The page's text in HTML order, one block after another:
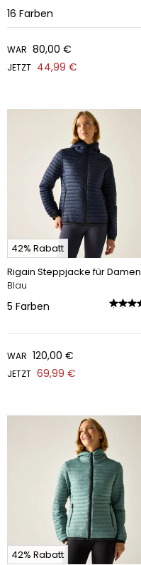
16 Farben
WAR 80,00 €
JETZT 44,99 €
42% Rabatt
Rigain Steppjacke für Damen
Blau
5 Farben
WAR 120,00 €
JETZT 69,99 €
42% Rabatt